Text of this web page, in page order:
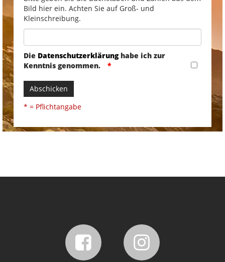
Bild hier ein. Achten Sie auf Groß- und
Kleinschreibung.
Die Datenschutzerklärunghabe ich zur
Kenntnis genommen.
Abschicken
* = Pflichtangabe